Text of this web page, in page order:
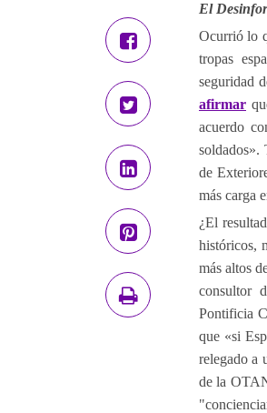
El
Ocurrió lo
tropas
seguridad
afirmar
acuerdo
soldados».
de
más carga
¿El
históricos,
más altos
consultor
Pontificia
que «si
relegado a
de la